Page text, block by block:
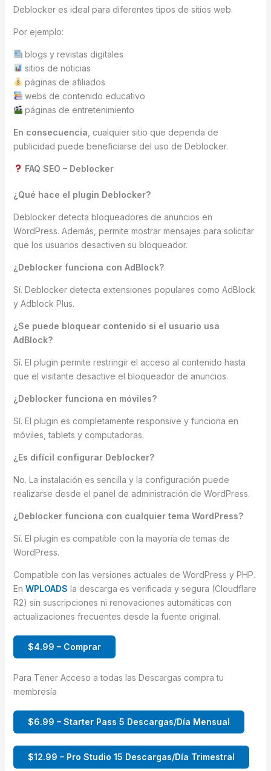
Deblocker es ideal para diferentes tipos de sitios web.
Por ejemplo:
blogs y revistas digitales
sitios de noticias
páginas de afiliados
webs de contenido educativo
páginas de entretenimiento
En consecuencia , cualquier sitio que dependa de
publicidad puede beneficiarse del uso de Deblocker.
FAQ SEO – Deblocker
¿Qué hace el plugin Deblocker?
Deblocker detecta bloqueadores de anuncios en
WordPress. Además, permite mostrar mensajes para solicitar
que los usuarios desactiven su bloqueador.
¿Deblocker funciona con AdBlock?
Sí. Deblocker detecta extensiones populares como AdBlock
y Adblock Plus.
¿Se puede bloquear contenido si el usuario usa
AdBlock?
Sí. El plugin permite restringir el acceso al contenido hasta
que el visitante desactive el bloqueador de anuncios.
¿Deblocker funciona en móviles?
Sí. El plugin es completamente responsive y funciona en
móviles, tablets y computadoras.
¿Es difícil configurar Deblocker?
No. La instalación es sencilla y la configuración puede
realizarse desde el panel de administración de WordPress.
¿Deblocker funciona con cualquier tema WordPress?
Sí. El plugin es compatible con la mayoría de temas de
WordPress.
Compatible con las versiones actuales de WordPress y PHP.
En WPLOADS la descarga es verificada y segura (Cloudflare
R2) sin suscripciones ni renovaciones automáticas con
actualizaciones frecuentes desde la fuente original.
$4.99 – Comprar
Para Tener Acceso a todas las Descargas compra tu
membresía
$6.99 – Starter Pass 5 Descargas/Día Mensual
$12.99 – Pro Studio 15 Descargas/Día Trimestral